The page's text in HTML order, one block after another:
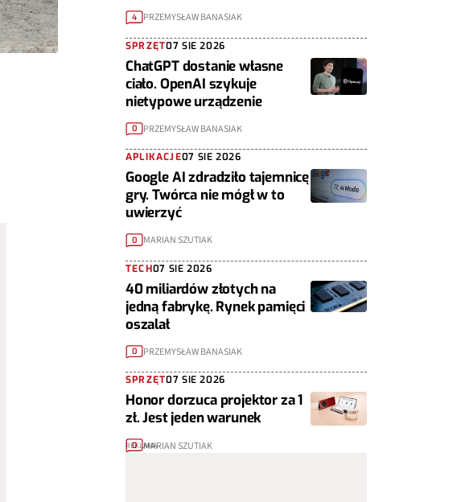
4 PRZEMYSŁAW BANASIAK
SPRZĘT07 SIE 2026
ChatGPT dostanie własne
ciało. OpenAI szykuje
nietypowe urządzenie
0 PRZEMYSŁAW BANASIAK
APLIKACJE07 SIE 2026
Google AI zdradziło tajemnicę
gry. Twórca nie mógł w to
uwierzyć
0 MARIAN SZUTIAK
TECH07 SIE 2026
40 miliardów złotych na
jedną fabrykę. Rynek pamięci
oszalał
0 PRZEMYSŁAW BANASIAK
SPRZĘT07 SIE 2026
Honor dorzuca projektor za 1
zł. Jest jeden warunek
0 MARIAN SZUTIAK